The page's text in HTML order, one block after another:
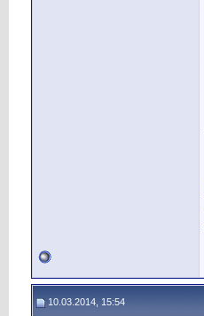
10.03.2014, 15:54